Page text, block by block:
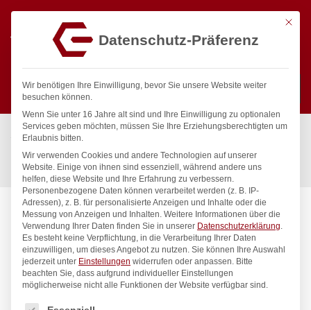
Suchen
Start / Gastronomiebedarf & Gastro Geräte für Profis
Bar & Kaffee
Ausgießer & Flaschenöffner
Freeflow-Ausgiesser, Bar up, schneller Ausfluss, 6 Stk
Mit
Datenschutz-Präferenz
Wir benötigen Ihre Einwilligung, bevor Sie unsere Website weiter
besuchen können.
Wenn Sie unter 16 Jahre alt sind und Ihre Einwilligung zu optionalen
Services geben möchten, müssen Sie Ihre Erziehungsberechtigten um
Erlaubnis bitten.
Wir verwenden Cookies und andere Technologien auf unserer
Website. Einige von ihnen sind essenziell, während andere uns
helfen, diese Website und Ihre Erfahrung zu verbessern.
Personenbezogene Daten können verarbeitet werden (z. B. IP-
Adressen), z. B. für personalisierte Anzeigen und Inhalte oder die
Messung von Anzeigen und Inhalten. Weitere Informationen über die
Verwendung Ihrer Daten finden Sie in unserer Datenschutzerklärung.
Es besteht keine Verpflichtung, in die Verarbeitung Ihrer Daten
einzuwilligen, um dieses Angebot zu nutzen. Sie können Ihre Auswahl
jederzeit unter Einstellungen widerrufen oder anpassen. Bitte
beachten Sie, dass aufgrund individueller Einstellungen
möglicherweise nicht alle Funktionen der Website verfügbar sind.
Es folgt eine Liste der Service-Gruppen, für die eine